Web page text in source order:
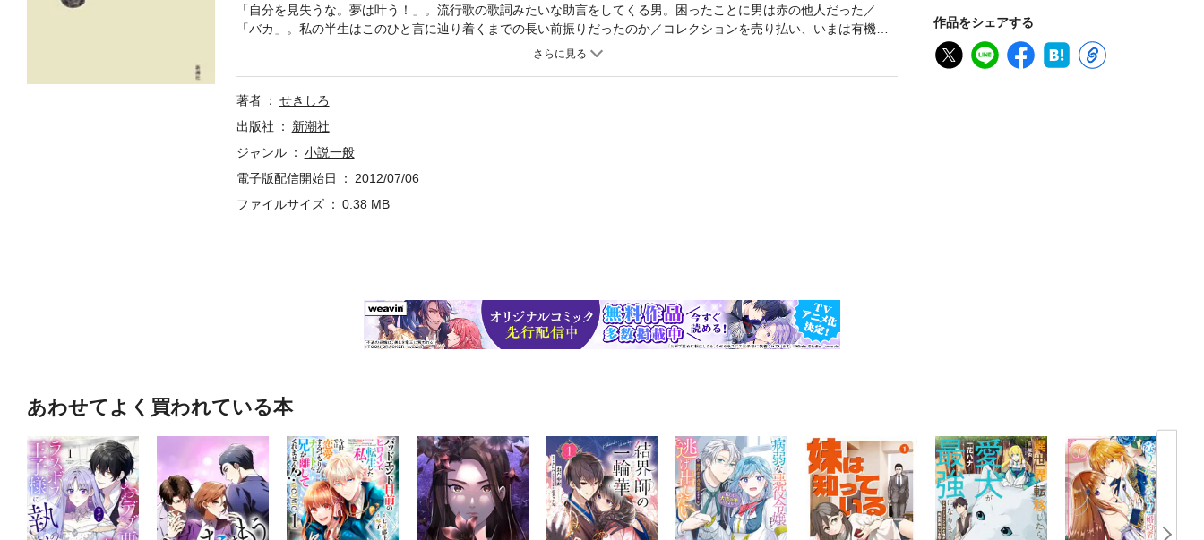
作品をシェアする
「自分を見失うな。夢は叶う！」。流行歌の歌詞みたいな助言をしてくる男。困ったことに男は赤の他人だった／
「バカ」。私の半生はこのひと言に辿り着くまでの長い前振りだったのか／コレクションを売り払い、いまは有機野
菜を栽培して暮らしている……。日常にひそむ危険と諧謔。脱力系文学と自由律俳句の旗手が挑む、新感覚小説。
著者
せきしろ
出版社
新潮社
ジャンル
小説一般
電子版配信開始日
2012/07/06
ファイルサイズ
0.38 MB
あわせてよく買われている本